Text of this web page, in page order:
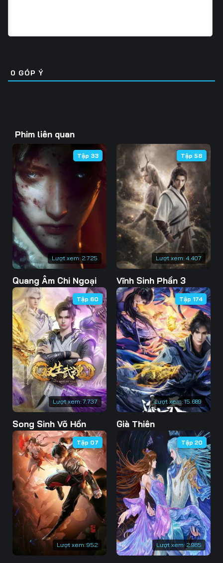
31 32 33
37 38 39
47 48
49 51
52 54
55 57
58 60
61 63
64 66
67 68 69
70 71 72
73 75
76 77 78
79 80 81
82 83 84
85 86 87
88 89 90
91 92 93
94 95 96
97 98 99
100 102
0 GÓP Ý
Phim liên quan
Lượt xem: 2.725
Tập 33
Quang Âm Chi Ngoại
Lượt xem: 4.407
Tập 58
Vĩnh Sinh Phần 3
Lượt xem: 7.737
Tập 60
Song Sinh Võ Hồn
Lượt xem: 15.689
Tập 174
Già Thiên
Lượt xem: 952
Tập 07
Lượt xem:2.985
Tập 20